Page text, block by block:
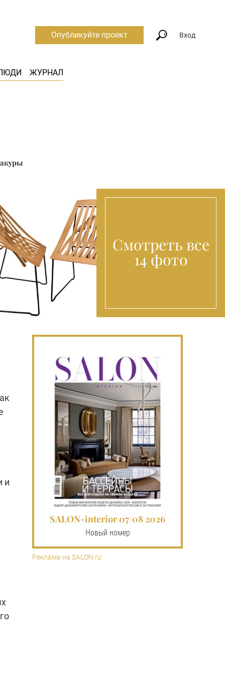
ЖУРНАЛ
Опубликуйте проект Вход
Смотреть все
14 фото
и
SALON-interior 07/08 2026
Новый номер
Реклама на SALON.ru